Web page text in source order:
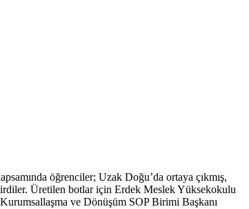
öğrenciler; Uzak Doğu’da ortaya çıkmış,
Üretilen botlar için Erdek Meslek Yüksekokulu
ve Dönüşüm SOP Birimi Başkanı